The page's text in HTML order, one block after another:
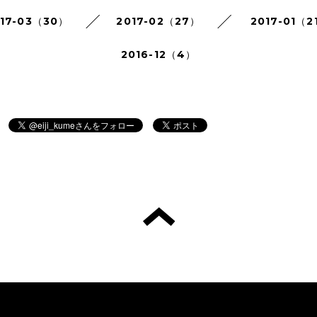
03（30） 2017-02（27） 2017-01（
2016-12（4）